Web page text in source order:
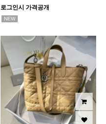
로그인시 가격공개
NEW